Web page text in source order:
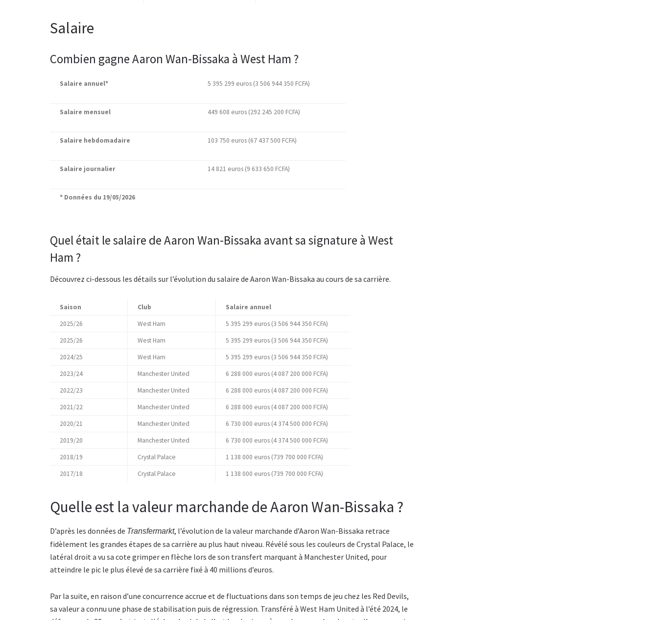
Salaire
Combien gagne Aaron Wan-Bissaka à West Ham ?
Salaire annuel* 5 395 299 euros (3 506 944 350 FCFA)
Salaire mensuel 449 608 euros (292 245 200 FCFA)
Salaire hebdomadaire 103 750 euros (67 437 500 FCFA)
Salaire journalier 14 821 euros (9 633 650 FCFA)
* Données du 19/05/2026
Quel était le salaire de Aaron Wan-Bissaka avant sa signature à West
Ham ?
Découvrez ci-dessous les détails sur l’évolution du salaire de Aaron Wan-Bissaka au cours de sa carrière.
Saison Club
Salaire annuel
2025/26
West Ham
5 395 299 euros (3 506 944 350 FCFA)
2025/26
West Ham
5 395 299 euros (3 506 944 350 FCFA)
2024/25
West Ham
5 395 299 euros (3 506 944 350 FCFA)
2023/24
Manchester United
6 288 000 euros (4 087 200 000 FCFA)
2022/23
Manchester United
6 288 000 euros (4 087 200 000 FCFA)
2021/22
Manchester United
6 288 000 euros (4 087 200 000 FCFA)
2020/21
Manchester United
6 730 000 euros (4 374 500 000 FCFA)
2019/20
Manchester United
6 730 000 euros (4 374 500 000 FCFA)
2018/19
Crystal Palace
1 138 000 euros (739 700 000 FCFA)
2017/18
Crystal Palace 1 138 000 euros (739 700 000 FCFA)
Quelle est la valeur marchande de Aaron Wan-Bissaka ?
D’après les données de Transfermarkt, l’évolution de la valeur marchande d’Aaron Wan-Bissaka retrace
fidèlement les grandes étapes de sa carrière au plus haut niveau. Révélé sous les couleurs de Crystal Palace, le
latéral droit a vu sa cote grimper en flèche lors de son transfert marquant à Manchester United, pour
atteindre le pic le plus élevé de sa carrière fixé à 40 millions d’euros.
Par la suite, en raison d’une concurrence accrue et de fluctuations dans son temps de jeu chez les Red Devils,
sa valeur a connu une phase de stabilisation puis de régression. Transféré à West Ham United à l’été 2024, le